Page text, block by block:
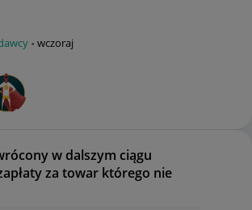
wczoraj
w dalszym ciągu
za towar którego nie